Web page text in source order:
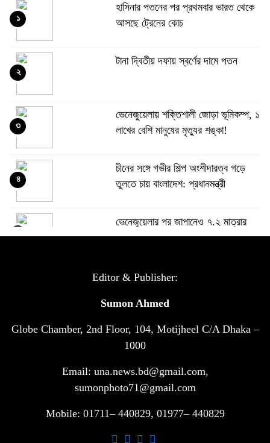
হাসিনার পতনের পর প্রথমবার ভারত থেকে
আসছে ট্রেনের কোচ
১
টানা দ্বিতীয় দফায় স্বর্ণের দামে পতন
২
ভেনেজুয়েলায় শক্তিশালী জোড়া ভূমিকম্প, ১
লাখের বেশি মানুষের মৃত্যুর শঙ্কা!
৩
চীনের সঙ্গে গভীর শিল্প অংশীদারত্ব গড়ে
তুলতে চায় বাংলাদেশ: প্রধানমন্ত্রী
৪
ভেনেজুয়েলার পর জাপানেও ৭.২ মাত্রার
শক্তিশালী ভূমিকম্প
টানা ৩ ম্যাচে গোল ভিনির, ইতিহাস বলছে
সরকারি ৩শ কেজি বই বিক্রির অভিযোগ
মাদ্রাসা সুপারের বিরুদ্ধে
গাড়ি বিক্রির পর মালিকানা পরিবর্তনে কঠোর
আ.লীগ ও বিএনপির বিরুদ্ধে সমানভাবে
Editor & Publisher:
Sumon Ahmed
Globe Chamber, 2nd Floor, 104, Motijheel C/A Dhaka –
1000
Email: una.news.bd@gmail.com,
sumonphoto71@gmail.com
Mobile: 01711– 440829, 01977– 440829